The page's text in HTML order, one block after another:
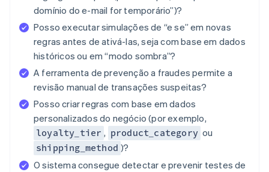
domínio do e-mail for temporário”)?
Posso executar simulações de “e se” em novas
regras antes de ativá-las, seja com base em dados
históricos ou em “modo sombra”?
A ferramenta de prevenção a fraudes permite a
revisão manual de transações suspeitas?
Posso criar regras com base em dados
personalizados do negócio (por exemplo,
loyalty_tier , product_category ou
shipping_method )?
O sistema consegue detectar e prevenir testes de